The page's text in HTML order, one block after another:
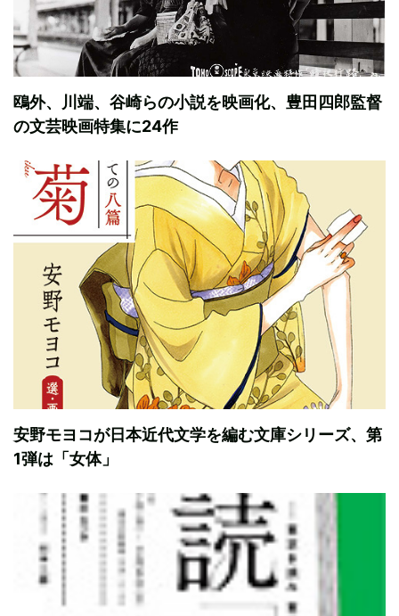
鴎外、川端、谷崎らの小説を映画化、豊田四郎監督
の文芸映画特集に24作
安野モヨコが日本近代文学を編む文庫シリーズ、第
1弾は「女体」